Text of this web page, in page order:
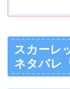
スカーレ
ネタバレ